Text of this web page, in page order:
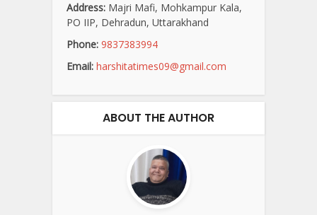
Address: Majri Mafi, Mohkampur Kala,
PO IIP, Dehradun, Uttarakhand
Phone: 9837383994
Email: harshitatimes09@gmail.com
ABOUT THE AUTHOR